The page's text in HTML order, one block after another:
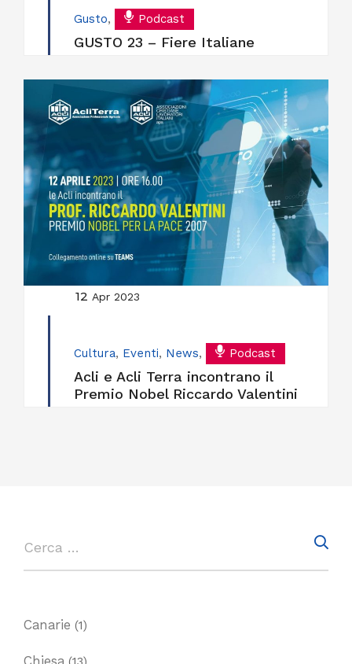
Gusto, Podcast
GUSTO 23 – Fiere Italiane
12 Apr 2023
Cultura, Eventi, News, Podcast
Acli e Acli Terra incontrano il
Premio Nobel Riccardo Valentini
Canarie (1)
Chiesa